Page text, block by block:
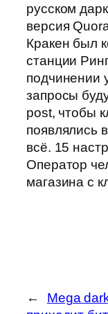
русском
версия
Кракен был
станции
подчинении
запросы
post, чтобы
появлялись
всё. 15
Оператор
магазина с
←
Mega